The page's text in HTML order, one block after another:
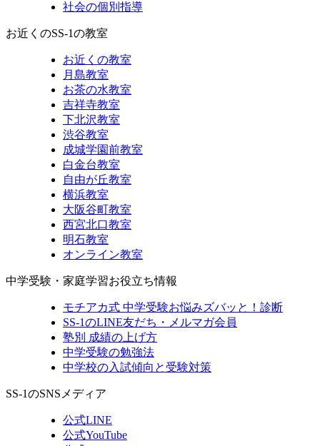
社会の個別指導
お近くのSS-1の教室
お近くの教室
月島教室
お茶の水教室
吉祥寺教室
下北沢教室
渋谷教室
成城学園前教室
白金台教室
自由が丘教室
横浜教室
大阪谷町教室
西宮北口教室
明石教室
オンライン教室
中学受験・家庭学習お役立ち情報
モチアカ式 中学受験お悩みズバッと！診断
SS-1のLINE友だち・メルマガ会員
塾別 成績の上げ方
中学受験の勉強法
中学校の入試傾向と受験対策
SS-1のSNSメディア
公式LINE
公式YouTube